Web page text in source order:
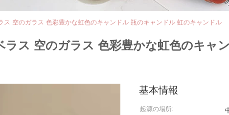
ス 空のガラス 色彩豊かな虹色のキャンドル 瓶のキャンドル 虹のキャンドル
ス 空のガラス 色彩豊かな虹色のキャ
基本情報
起源の場所: